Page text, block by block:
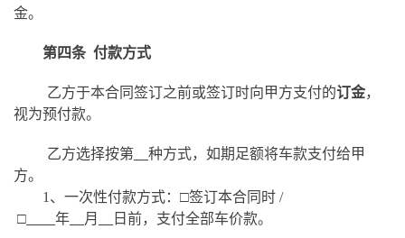
金。
第四条 付款方式
乙方于本合同签订之前或签订时向甲方支付的订金，
视为预付款。
乙方选择按第
种方式，如期足额将车款支付给甲
方。
1、一次性付款方式：□签订本合同时 /
□
年 月 日前，支付全部车价款。